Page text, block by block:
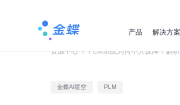
产品 解决方案
资源中心 / PLM系统为何不升反降？解
金蝶AI星空 PLM